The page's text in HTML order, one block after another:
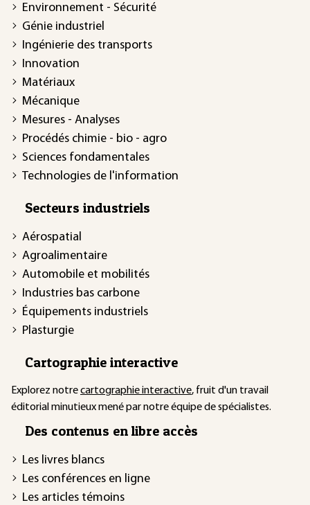
Environnement - Sécurité
Génie industriel
Ingénierie des transports
Innovation
Matériaux
Mécanique
Mesures - Analyses
Procédés chimie - bio - agro
Sciences fondamentales
Technologies de l'information
Secteurs industriels
Aérospatial
Agroalimentaire
Automobile et mobilités
Industries bas carbone
Équipements industriels
Plasturgie
Cartographie interactive
Explorez notrecartographie interactive, fruit d'un travail
éditorial minutieux mené par notre équipe de spécialistes.
Des contenus en libre accès
Les livres blancs
Les conférences en ligne
Les articles témoins